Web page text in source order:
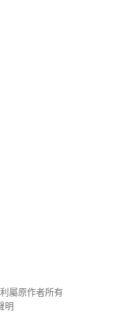
屬原作者所有
明